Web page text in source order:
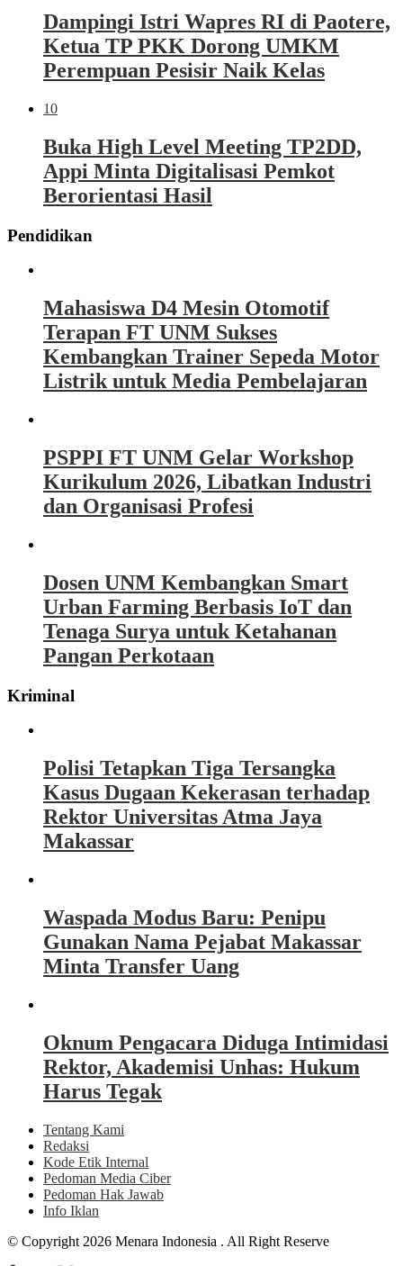
Dampingi Istri Wapres RI di Paotere,
Ketua TP PKK Dorong UMKM
Perempuan Pesisir Naik Kelas
10
Buka High Level Meeting TP2DD,
Appi Minta Digitalisasi Pemkot
Berorientasi Hasil
Pendidikan
Mahasiswa D4 Mesin Otomotif
Terapan FT UNM Sukses
Kembangkan Trainer Sepeda Motor
Listrik untuk Media Pembelajaran
PSPPI FT UNM Gelar Workshop
Kurikulum 2026, Libatkan Industri
dan Organisasi Profesi
Dosen UNM Kembangkan Smart
Urban Farming Berbasis IoT dan
Tenaga Surya untuk Ketahanan
Pangan Perkotaan
Kriminal
Polisi Tetapkan Tiga Tersangka
Kasus Dugaan Kekerasan terhadap
Rektor Universitas Atma Jaya
Makassar
Waspada Modus Baru: Penipu
Gunakan Nama Pejabat Makassar
Minta Transfer Uang
Oknum Pengacara Diduga Intimidasi
Rektor, Akademisi Unhas: Hukum
Harus Tegak
Tentang Kami
Redaksi
Kode Etik Internal
Pedoman Media Ciber
Pedoman Hak Jawab
Info Iklan
© Copyright 2026 Menara Indonesia . All Right Reserve